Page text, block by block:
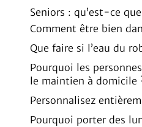
Seniors : qu’est-ce
Comment être bien
Que faire si l’eau du
Pourquoi les
le maintien à domicile
Personnalisez
Pourquoi porter des